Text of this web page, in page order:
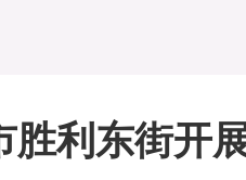
胜利东街开